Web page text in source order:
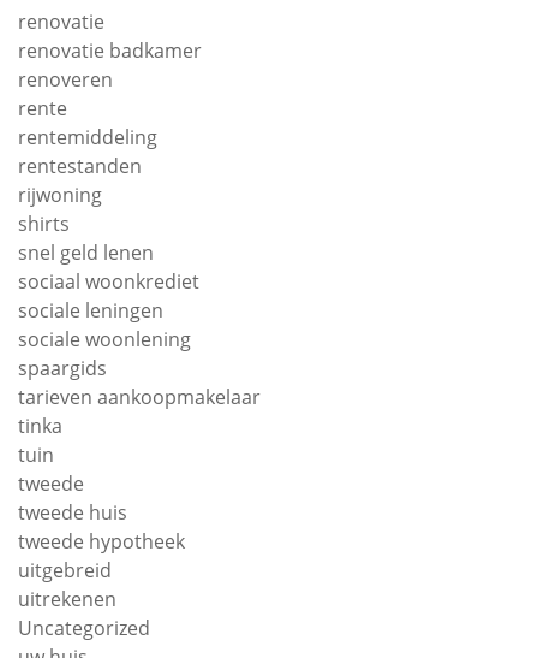
renovatie
renovatie badkamer
renoveren
rente
rentemiddeling
rentestanden
rijwoning
shirts
snel geld lenen
sociaal woonkrediet
sociale leningen
sociale woonlening
spaargids
tarieven aankoopmakelaar
tinka
tuin
tweede
tweede huis
tweede hypotheek
uitgebreid
uitrekenen
Uncategorized